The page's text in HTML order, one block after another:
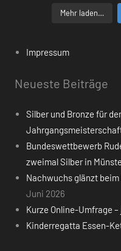
Mehr laden…
Impressum
Neueste Beiträge
Silber und Bronze für
Bundeswettbewerb
zweimal Silber in
Nachwuchs glänzt
Juni 2026
Kurze Online-Umfrage
Kinderregatta Essen-